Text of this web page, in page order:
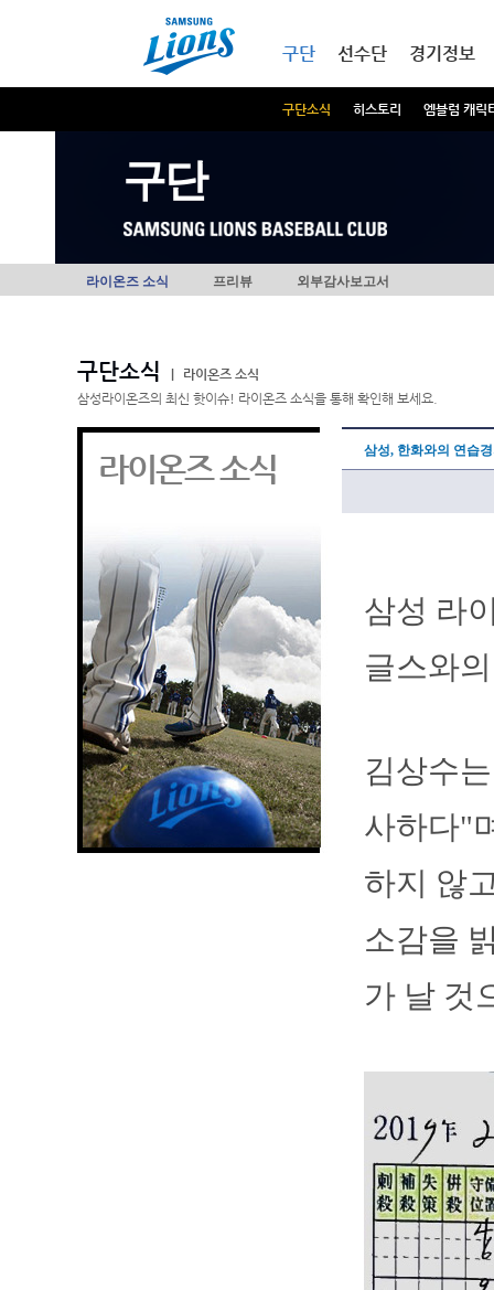
구단
구단소식 히스토리 엠블럼 캐릭
선수단 경기정보
구단
라이온즈 소식 프리뷰 외부감사보고서
구단소식
라이온즈 소식
삼성라이온즈의 최신 핫이슈! 라이온즈 소식을 통해 확인해 보세요.
라이온즈 소식 삼성, 한화와의 연습
삼성 라
글스와
김상수
사하다"
하지 않
소감을
가 날 것